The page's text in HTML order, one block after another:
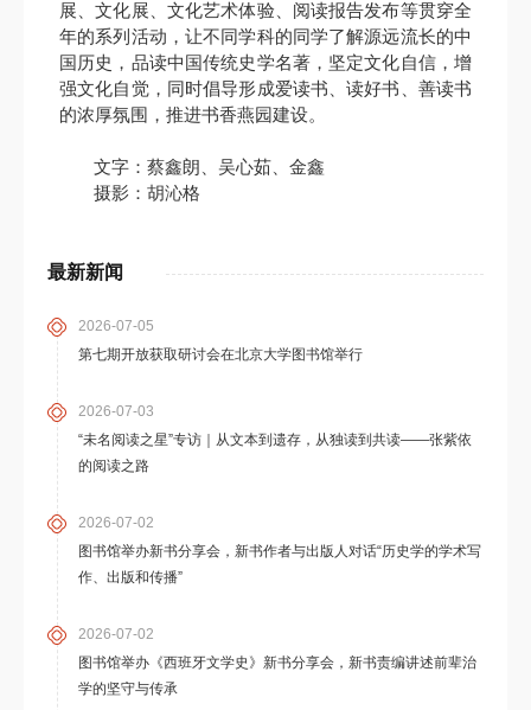
最新新闻
2026-07-05
第七期开放获取研讨会在北京大学图书馆举行
2026-07-03
“未名阅读之星”专访｜从文本到遗存，从独读到共读——张紫依
的阅读之路
2026-07-02
图书馆举办新书分享会，新书作者与出版人对话“历史学的学术写
作、出版和传播”
2026-07-02
图书馆举办《西班牙文学史》新书分享会，新书责编讲述前辈治
学的坚守与传承
展、文化展、文化艺术体验、阅读报告发布等贯穿全
年的系列活动，让不同学科的同学了解源远流长的中
国历史，品读中国传统史学名著，坚定文化自信，增
强文化自觉，同时倡导形成爱读书、读好书、善读书
的浓厚氛围，推进书香燕园建设。
文字：蔡鑫朗、吴心茹、金鑫
摄影：胡沁格